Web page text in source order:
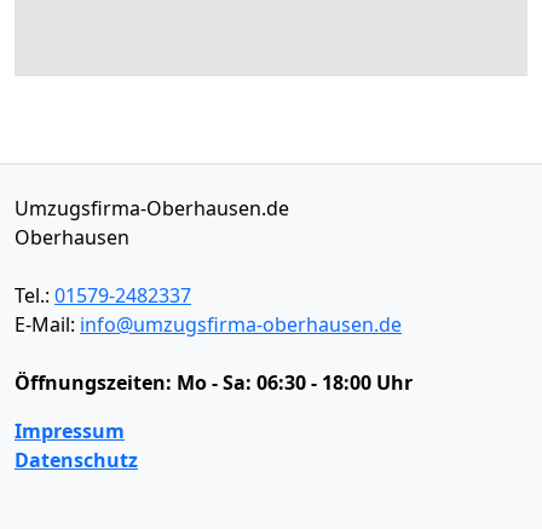
Umzugsfirma-Oberhausen.de
Oberhausen
Tel.: 01579-2482337
E-Mail: info@umzugsfirma-oberhausen.de
Öffnungszeiten: Mo - Sa: 06:30 - 18:00 Uhr
Impressum
Datenschutz